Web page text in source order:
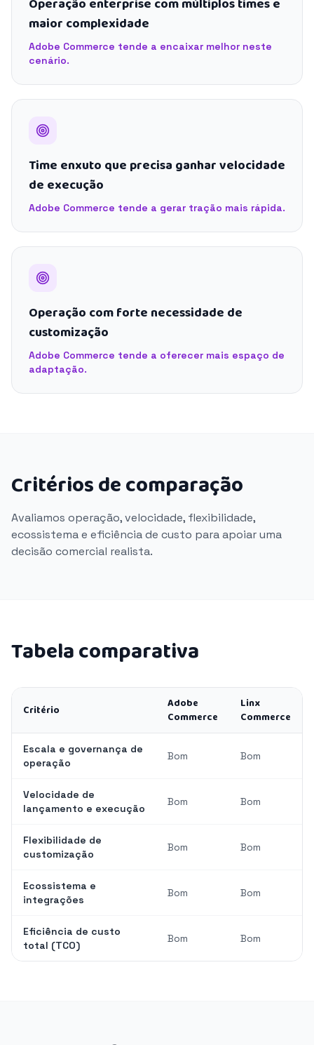
Operação enterprise com múltiplos times e
maior complexidade
Adobe Commerce tende a encaixar melhor neste
cenário.
Time enxuto que precisa ganhar velocidade
de execução
Adobe Commerce tende a gerar tração mais rápida.
Operação com forte necessidade de
customização
Adobe Commerce tende a oferecer mais espaço de
adaptação.
Critérios de comparação
Avaliamos operação, velocidade, flexibilidade,
ecossistema e eficiência de custo para apoiar uma
decisão comercial realista.
Tabela comparativa
Critério
Adobe
Commerce
Linx
Commerce
Escala e governança de
operação
Bom Bom
Velocidade de
lançamento e execução
Bom Bom
Flexibilidade de
customização
Bom Bom
Ecossistema e
integrações
Bom Bom
Eficiência de custo
total (TCO)
Bom Bom